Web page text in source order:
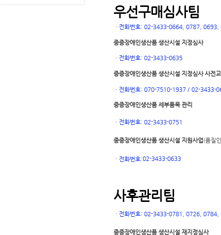
우선구매심사팀
ㆍ 전화번호: 02-3433-0664, 0787,
중증장애인생산품 생산시설 지정심사
ㆍ 전화번호: 02-3433-0635
중증장애인생산품 생산시설 지정심사 사전
ㆍ 전화번호: 070-7510-1937 / 02-3433-
중증장애인생산품 세부품목 관리
ㆍ 전화번호: 02-3433-0751
중증장애인생산품 생산시설 지원사업(품질
ㆍ 전화번호:02-3433-0633
사후관리팀
ㆍ 전화번호: 02-3433-0781, 0726,
중증장애인생산품 생산시설 재지정심사